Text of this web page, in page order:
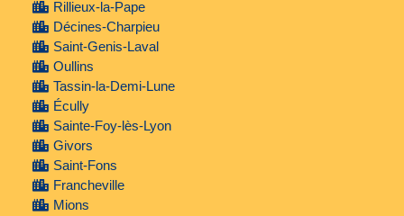
Rillieux-la-Pape
Décines-Charpieu
Saint-Genis-Laval
Oullins
Tassin-la-Demi-Lune
Écully
Sainte-Foy-lès-Lyon
Givors
Saint-Fons
Francheville
Mions